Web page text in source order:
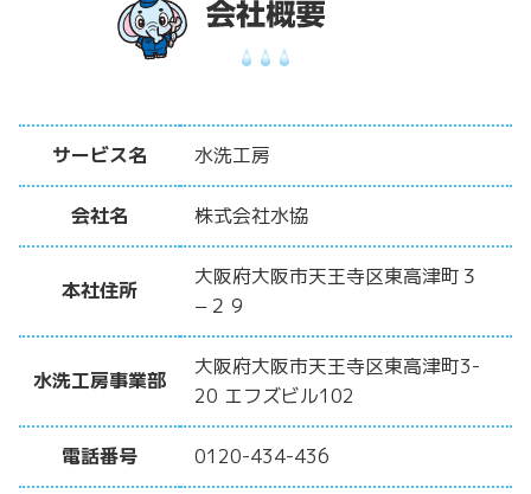
サービス名 水洗工房
会社名 株式会社水協
本社住所
大阪府大阪市天王寺区東高津町３
−２９
水洗工房事業部
大阪府大阪市天王寺区東高津町3-
20 エフズビル102
電話番号 0120-434-436